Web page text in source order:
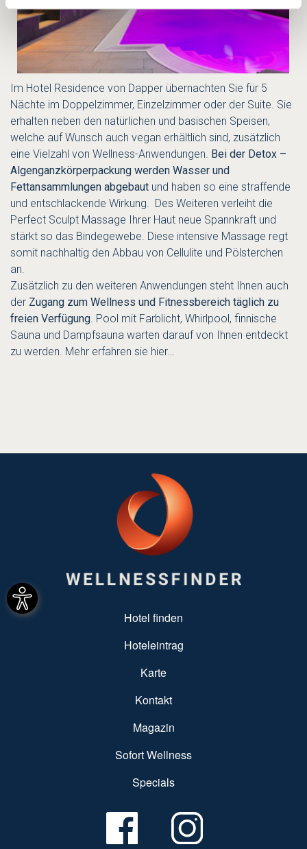
Im Hotel Residence von Dapper übernachten Sie für 5
Nächte im Doppelzimmer, Einzelzimmer oder der Suite. Sie
erhalten neben den natürlichen und basischen Speisen,
welche auf Wunsch auch vegan erhältlich sind, zusätzlich
eine Vielzahl von Wellness-Anwendungen. Bei der Detox –
Algenganzkörperpackung werden Wasser und
Fettansammlungen abgebaut und haben so eine straffende
und entschlackende Wirkung. Des Weiteren verleiht die
Perfect Sculpt Massage Ihrer Haut neue Spannkraft und
stärkt so das Bindegewebe. Diese intensive Massage regt
somit nachhaltig den Abbau von Cellulite und Pölsterchen
an.
Zusätzlich zu den weiteren Anwendungen steht Ihnen auch
der Zugang zum Wellness und Fitnessbereich täglich zu
freien Verfügung. Pool mit Farblicht, Whirlpool, finnische
Sauna und Dampfsauna warten darauf von Ihnen entdeckt
zu werden. Mehr erfahren sie hier…
SUBFOOTER MENU
Hotel finden
Hoteleintrag
Karte
Kontakt
Magazin
Sofort Wellness
Specials